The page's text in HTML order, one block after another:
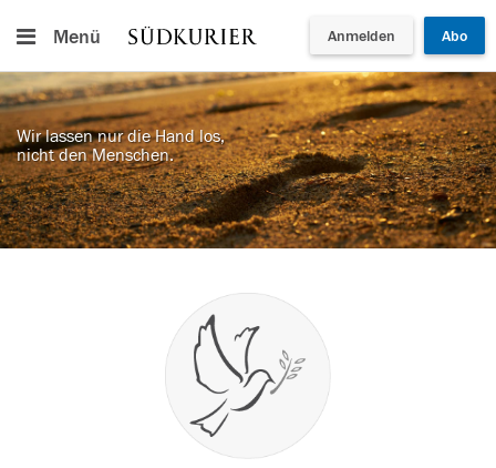
Menü Anmelden Abo
Wir lassen nur die Hand los,
nicht den Menschen.